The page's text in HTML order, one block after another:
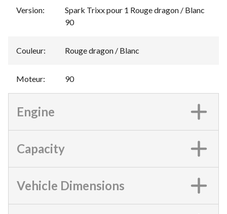
Version:
Spark Trixx pour 1 Rouge dragon / Blanc
90
Couleur: Rouge dragon / Blanc
Moteur: 90
Engine
Capacity
Vehicle Dimensions